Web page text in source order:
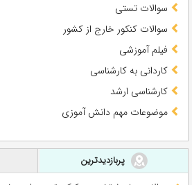
سوالات تستی
سوالات کنکور خارج از کشور
فیلم آموزشی
کاردانی به کارشناسی
کارشناسی ارشد
موضوعات مهم دانش آموزی
پربازدیدترین